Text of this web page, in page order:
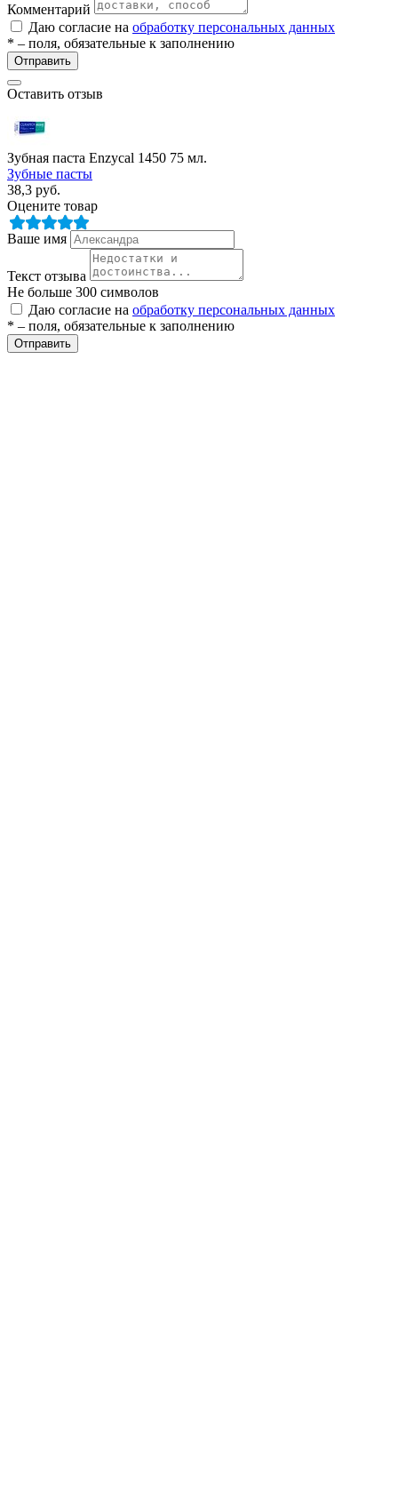
Комментарий
Даю согласие на обработку персональных данных
* – поля, обязательные к заполнению
Отправить
Оставить отзыв
Зубная паста Enzycal 1450 75 мл.
Зубные пасты
38,3 руб.
Оцените товар
Ваше имя
Текст отзыва
Не больше 300 символов
Даю согласие на обработку персональных данных
* – поля, обязательные к заполнению
Отправить